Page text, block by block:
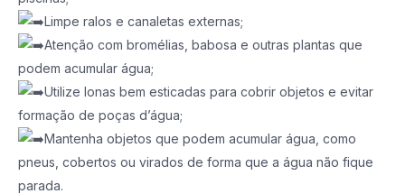
Limpe ralos e canaletas externas;
Atenção com bromélias, babosa e outras plantas que
podem acumular água;
Utilize lonas bem esticadas para cobrir objetos e evitar
formação de poças d’água;
Mantenha objetos que podem acumular água, como
pneus, cobertos ou virados de forma que a água não fique
parada.